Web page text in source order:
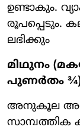
ഉണ്ടാകും.
രൂപപ്പെടും.
ലഭിക്കും
മിഥുനം
പുണർതം
അനുകൂല
സാമ്പത്തിക